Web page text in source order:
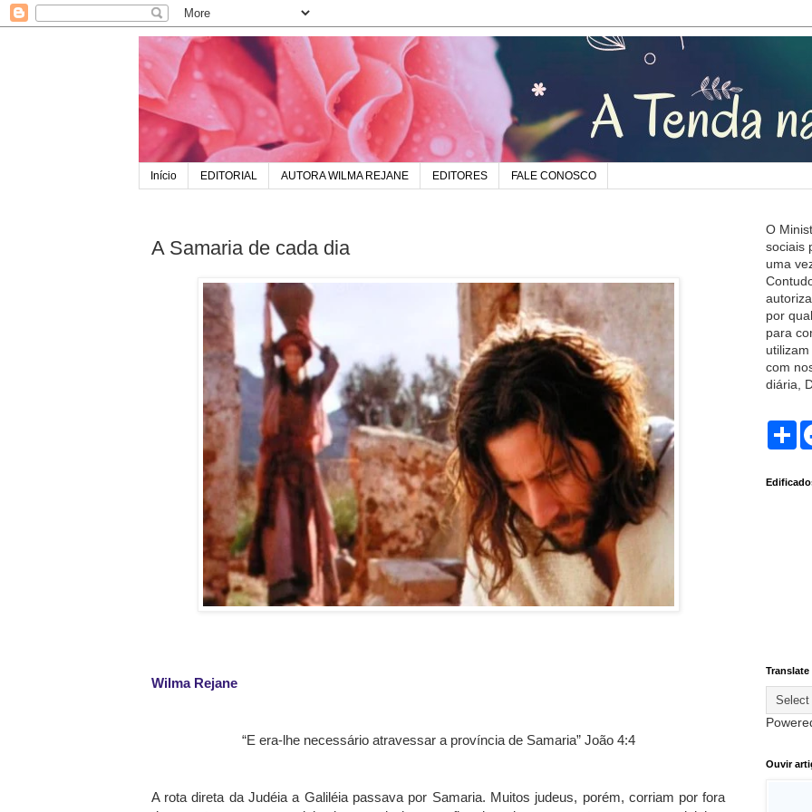
Início EDITORIAL AUTORA WILMA REJANE EDITORES FALE CONOSCO
A Samaria de cada dia
Wilma Rejane
“E era-lhe necessário atravessar a província de Samaria” João 4:4
A rota direta da Judéia a Galiléia passava por Samaria. Muitos judeus, porém, corriam por fora
O
sociais
uma
por
para
com
diária,
S
e
Translate
Ouvir